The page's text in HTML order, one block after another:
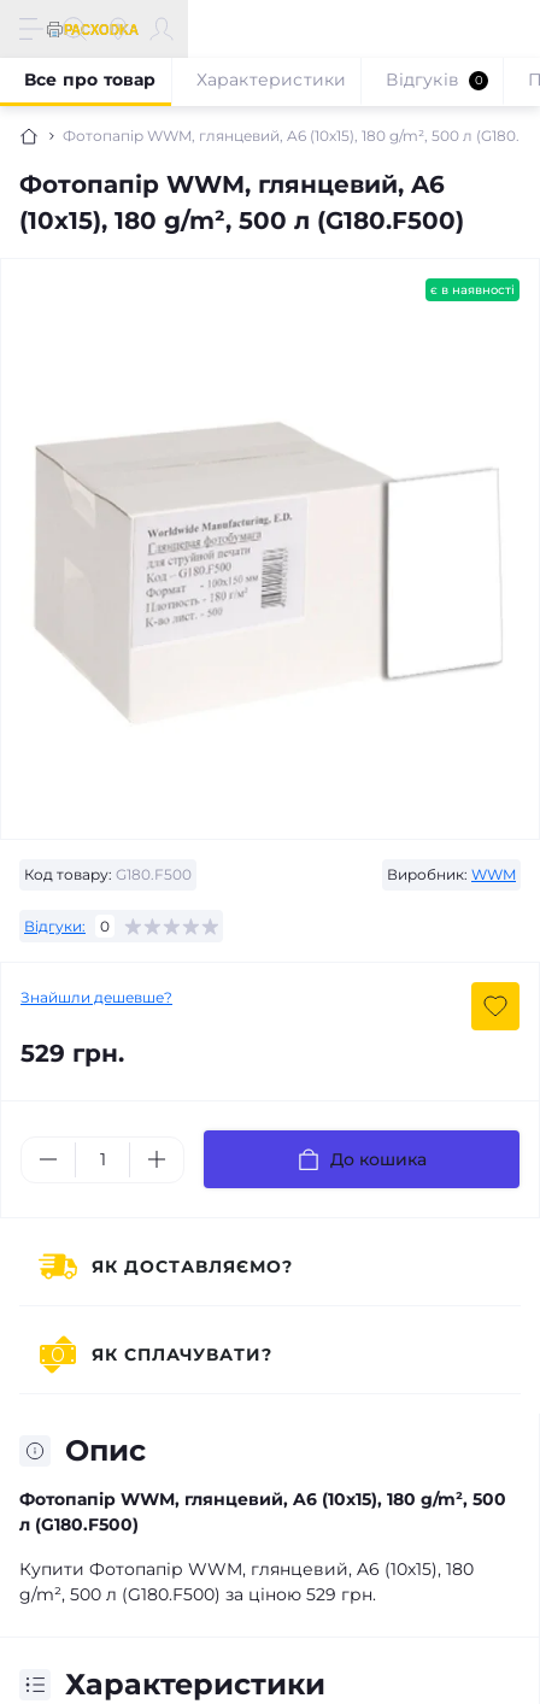
Фотопапір WWM, глянцевий, A6 (10х15), 180 g/m², 500 л
Фотопапір WWM, глянцевий, A6
(10х15), 180 g/m², 500 л (G180.F500)
Все про товар Характеристики Відгуків 0
є в наявності
Код товару: G180.F500 Виробник: WWM
Відгуки: 0
Знайшли дешевше?
529 грн.
До кошика
Опис
Фотопапір WWM, глянцевий, A6 (10х15), 180 g/m², 500
л (G180.F500)
Купити Фотопапір WWM, глянцевий, A6 (10х15), 180
g/m², 500 л (G180.F500) за ціною 529 грн.
Характеристики
ЯК ДОСТАВЛЯЄМО?
ЯК СПЛАЧУВАТИ?